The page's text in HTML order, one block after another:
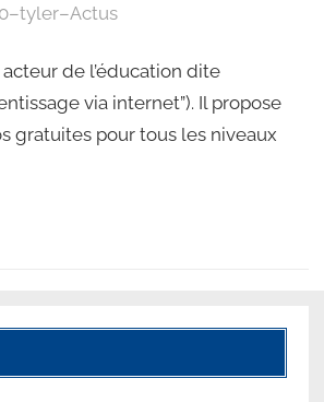
–tyler–Actus
de l’éducation dite
via internet”). Il propose
gratuites pour tous les niveaux